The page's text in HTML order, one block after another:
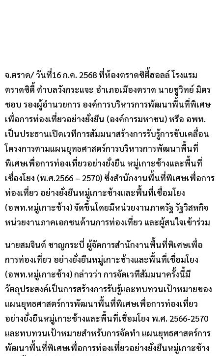
จ.ตราด/ วันที่16 ก.ค. 2568 ที่ห้องตราดซิตี้ฮอลล์ โรงแรม
ตราดซิตี้ ตำบลวังกระแจะ อำเภอเมืองตราด นายชูวิทย์ มิตร
ชอบ รองผู้อำนวยการ องค์การบริหารการพัฒนาพื้นที่พิเศษ
เพื่อการท่องเที่ยวอย่างยั่งยืน (องค์การมหาชน) หรือ อพท.
เป็นประธานเปิดเวทีการสัมมนาสร้างการรับรู้การขับเคลื่อน
โครงการตามแผนยุทธศาสตร์การบริหารการพัฒนาพื้นที่
พิเศษเพื่อการท่องเที่ยวอย่างยั่งยืน หมู่เกาะช้างและพื้นที่
เชื่องโยง (พ.ศ.2566 – 2570) ซึ่งสำนักงานพื้นที่พิเศษเพื่อการ
ท่องเที่ยว อย่างยั่งยืนหมู่เกาะช้างและพื้นที่เชื่อมโยง
(อพท.หมู่เกาะช้าง) จัดขึ้นโดยมีหน่วยงานภาครัฐ รัฐวิสหกิจ
หน่วยงานภาคเอกชนด้านการท่องเที่ยว และผู้สนใจเข้าร่วม
นายสมจินต์ ชาญกระบี่ ผู้จัดการสำนักงานพื้นที่พิเศษเพื่อ
การท่องเที่ยว อย่างยั่งยืนหมู่เกาะช้างและพื้นที่เชื่อมโยง
(อพท.หมู่เกาะช้าง) กล่าวว่า การจัดเวทีสัมมนาครั้งนี้มี
วัตถุประสงค์เป็นการสร้างการรับรู้และทบทวนเป้าหมายของ
แผนยุทธศาสตร์การพัฒนาพื้นที่พิเศษเพื่อการท่องเที่ยว
อย่างยั่งยืนหมู่เกาะช้างและพื้นที่เชื่อมโยง พ.ศ. 2566-2570
และทบทวนเป้าหมายสำหรับการจัดทำ แผนยุทธศาสตร์การ
พัฒนาพื้นที่พิเศษเพื่อการท่องเที่ยวอย่างยั่งยืนหมู่เกาะช้าง